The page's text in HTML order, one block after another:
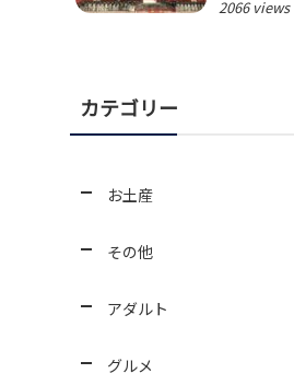
2066 views
カテゴリー
お土産
その他
アダルト
グルメ